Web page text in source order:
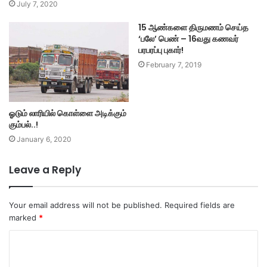
July 7, 2020
ஓடும் லாரியில் கொள்ளை அடிக்கும்
கும்பல்..!
January 6, 2020
15 ஆண்களை திருமணம் செய்த
‘பலே’ பெண் – 16வது கணவர்
பரபரப்பு புகார்!
February 7, 2019
Leave a Reply
Your email address will not be published. Required fields are
marked *